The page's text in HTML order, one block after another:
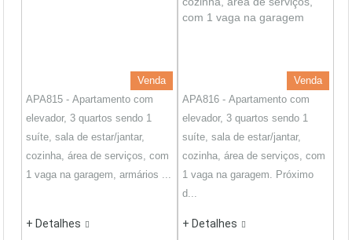
Venda
APA815 - Apartamento com
elevador, 3 quartos sendo 1
suíte, sala de estar/jantar,
cozinha, área de serviços, com
1 vaga na garagem, armários ...
+ Detalhes
Venda
APA816 - Apartamento com
elevador, 3 quartos sendo 1
suíte, sala de estar/jantar,
cozinha, área de serviços, com
1 vaga na garagem. Próximo
d...
+ Detalhes